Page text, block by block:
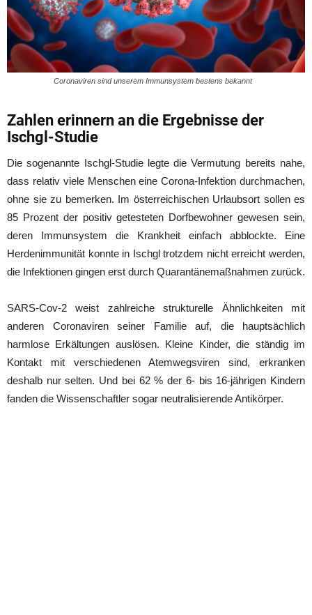
Coronaviren sind unserem Immunsystem bestens bekannt
Zahlen erinnern an die Ergebnisse der
Ischgl-Studie
Die sogenannte Ischgl-Studie legte die Vermutung bereits nahe,
dass relativ viele Menschen eine Corona-Infektion durchmachen,
ohne sie zu bemerken. Im österreichischen Urlaubsort sollen es
85 Prozent der positiv getesteten Dorfbewohner gewesen sein,
deren Immunsystem die Krankheit einfach abblockte. Eine
Herdenimmunität konnte in Ischgl trotzdem nicht erreicht werden,
die Infektionen gingen erst durch Quarantänemaßnahmen zurück.
SARS-Cov-2 weist zahlreiche strukturelle Ähnlichkeiten mit
anderen Coronaviren seiner Familie auf, die hauptsächlich
harmlose Erkältungen auslösen. Kleine Kinder, die ständig im
Kontakt mit verschiedenen Atemwegsviren sind, erkranken
deshalb nur selten. Und bei 62 % der 6- bis 16-jährigen Kindern
fanden die Wissenschaftler sogar neutralisierende Antikörper.